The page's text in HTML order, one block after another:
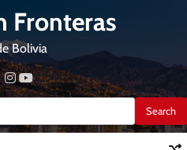
Fronteras
Bolivia
instagram
youtube